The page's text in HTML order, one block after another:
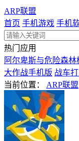
ARP联盟
首页 手机游戏 手机
热门应用
阿尔卑斯与危险森林
大作战手机版 战车
当前位置： ARP联盟